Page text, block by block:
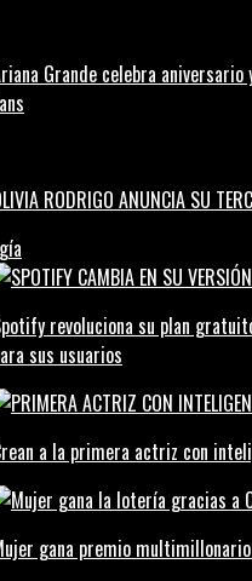
Grande celebra
RODRIGO ANUNCIA SU
revoluciona su plan
sus usuarios
a la primera actriz con
gana premio